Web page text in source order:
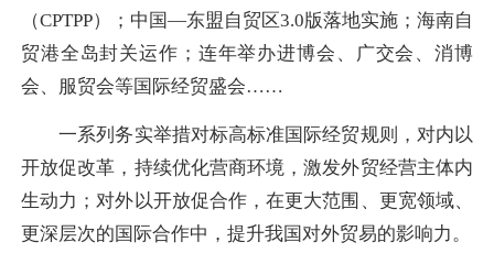
（CPTPP）；中国—东盟自贸区3.0版落地实施；海南自
贸港全岛封关运作；连年举办进博会、广交会、消博
会、服贸会等国际经贸盛会……
一系列务实举措对标高标准国际经贸规则，对内以
开放促改革，持续优化营商环境，激发外贸经营主体内
生动力；对外以开放促合作，在更大范围、更宽领域、
更深层次的国际合作中，提升我国对外贸易的影响力。